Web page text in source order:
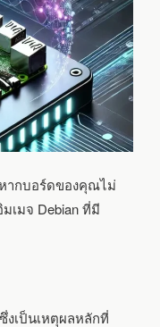
ากบอร์ดของคุณไม่
เมจ Debian ที่มี
งเป็นเหตุผลหลักที่